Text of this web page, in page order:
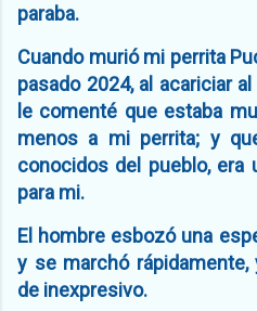
paraba.
Cuando murió mi perrita
pasado 2024, al acariciar
le comenté que estaba
menos a mi perrita; y
conocidos del pueblo, era
para mi.
El hombre esbozó una
y se marchó
de inexpresivo.